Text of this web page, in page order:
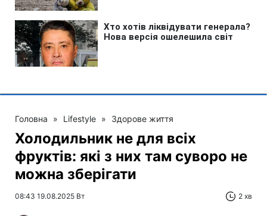
Головна » Lifestyle » Здорове життя
Холодильник не для всіх
фруктів: які з них там суворо не
можна зберігати
08:43 19.08.2025 Вт 2 хв